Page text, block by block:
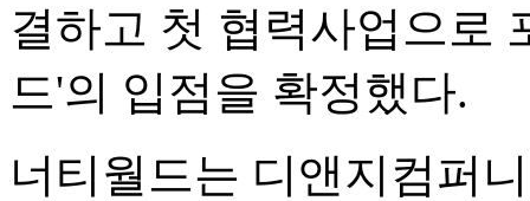
결하고 첫 협력사업으로
드'의 입점을 확정했다.
너티월드는 디앤지컴퍼